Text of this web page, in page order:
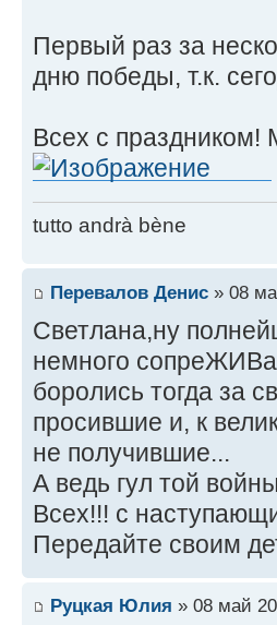
Первый раз за
дню победы, т.к.
Всех с праздником!
tutto andrà bène
Перевалов Денис » 08
Светлана,ну
немного
боролись тогда за
просившие и, к
не получившие...
А ведь гул той
Всех!!! с
Передайте своим
Руцкая Юлия » 08 май